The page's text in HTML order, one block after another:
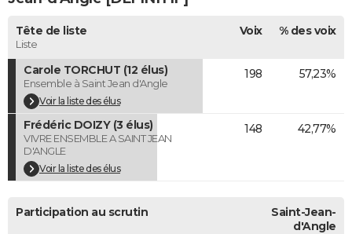
Dictionnaire
Biographies
Citations
Expressions
Proverbes
PROGRAMME TV
COPAINS D'AVANT
S'inscrire
Se connecter
Lycées
Collèges
Primaires
Universités
Entreprises
Service militaire
Avis de recherche
AVIS DE DÉCÈS
FORUM
Bricolage
Lifestyle
Culture
Sport
Auto
Television
Voyage
Cinema
Tête de liste
Liste
Voix % des voix
Carole TORCHUT (12 élus)
Ensemble à Saint Jean d'Angle
Voir la liste des élus
198 57,23%
Frédéric DOIZY (3 élus)
VIVRE ENSEMBLE A SAINT JEAN
D'ANGLE
Voir la liste des élus
148 42,77%
Participation au scrutin
Saint-Jean-
d'Angle